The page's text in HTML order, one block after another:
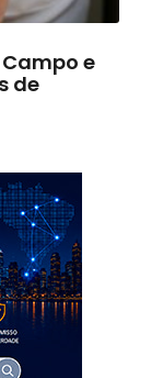
e
de